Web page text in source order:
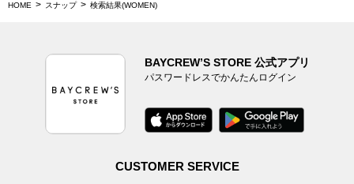
HOME スナップ 検索結果(WOMEN)
BAYCREW’S STORE 公式アプリ
パスワードレスでかんたんログイン
CUSTOMER SERVICE